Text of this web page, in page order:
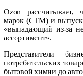
Ozon рассчитывает,
марок (СТМ) и выпуск
«выпадающий из-за
ассортимент».
Представители
потребительских
бытовой химии до